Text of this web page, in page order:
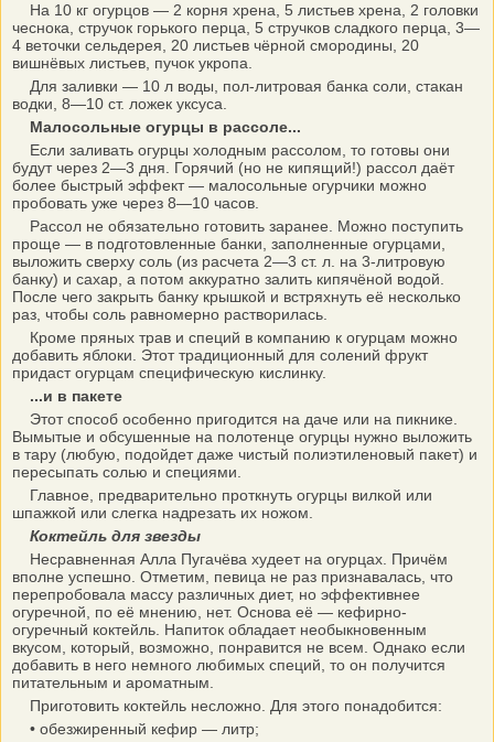
На 10 кг огурцов — 2 корня хрена, 5 листьев хрена, 2 головки
чеснока, стручок горького перца, 5 стручков сладкого перца, 3—
4 веточки сельдерея, 20 листьев чёрной смородины, 20
вишнёвых листьев, пучок укропа.
Для заливки — 10 л воды, пол-литровая банка соли, стакан
водки, 8—10 ст. ложек уксуса.
Малосольные огурцы в рассоле...
Если заливать огурцы холодным рассолом, то готовы они
будут через 2—3 дня. Горячий (но не кипящий!) рассол даёт
более быстрый эффект — малосольные огурчики можно
пробовать уже через 8—10 часов.
Рассол не обязательно готовить заранее. Можно поступить
проще — в подготовленные банки, заполненные огурцами,
выложить сверху соль (из расчета 2—3 ст. л. на 3-литровую
банку) и сахар, а потом аккуратно залить кипячёной водой.
После чего закрыть банку крышкой и встряхнуть её несколько
раз, чтобы соль равномерно растворилась.
Кроме пряных трав и специй в компанию к огурцам можно
добавить яблоки. Этот традиционный для солений фрукт
придаст огурцам специфическую кислинку.
...и в пакете
Этот способ особенно пригодится на даче или на пикнике.
Вымытые и обсушенные на полотенце огурцы нужно выложить
в тару (любую, подойдет даже чистый полиэтиленовый пакет) и
пересыпать солью и специями.
Главное, предварительно проткнуть огурцы вилкой или
шпажкой или слегка надрезать их ножом.
Коктейль для звезды
Несравненная Алла Пугачёва худеет на огурцах. Причём
вполне успешно. Отметим, певица не раз признавалась, что
перепробовала массу различных диет, но эффективнее
огуречной, по её мнению, нет. Основа её — кефирно-
огуречный коктейль. Напиток обладает необыкновенным
вкусом, который, возможно, понравится не всем. Однако если
добавить в него немного любимых специй, то он получится
питательным и ароматным.
Приготовить коктейль несложно. Для этого понадобится:
• обезжиренный кефир — литр;